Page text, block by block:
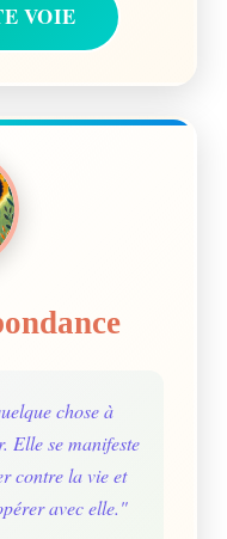
VOIE
chose à
Elle se manifeste
contre la vie et
avec elle."